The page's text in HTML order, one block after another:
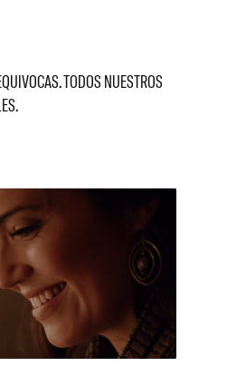
TODOS NUESTROS